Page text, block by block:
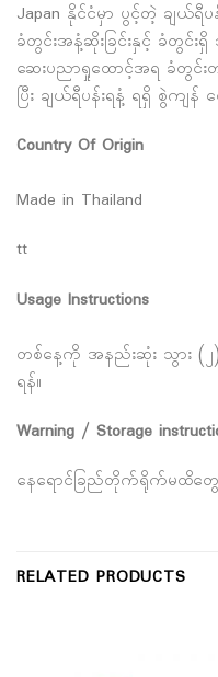
Japan နိုင်ငံမှာ ပွင့်တဲ့ ချယ်ရီပန်
ခံတွင်းအနံ့ဆိုးခြင်းနှင့် ခံတွင်းရှိ
ဆေးပညာရှုထောင့်အရ ခံတွင်း
ပြီး ချယ်ရီပန်းရနံ့ ရရှိ စွဲကျန်
Country Of Origin
Made in Thailand
tt
Usage Instructions
တစ်နေ့ကို အနည်းဆုံး သွား (၂
ရန်။
Warning / Storage
နေရောင်ခြည်တိုက်ရိုက်မထိတွေ့
RELATED PRODUCTS